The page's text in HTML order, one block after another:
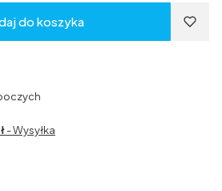
do koszyka
- Wysyłka